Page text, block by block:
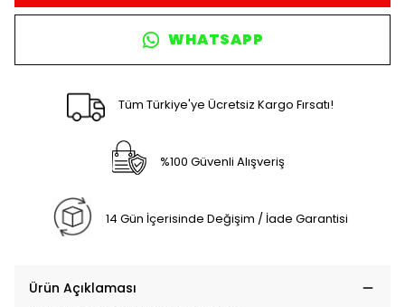
WHATSAPP
Tüm Türkiye'ye Ücretsiz Kargo Fırsatı!
%100 Güvenli Alışveriş
14 Gün İçerisinde Değişim / İade Garantisi
Ürün Açıklaması